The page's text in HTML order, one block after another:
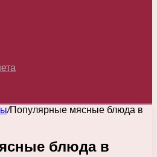
/Популярные мясные блюда в
блюда в